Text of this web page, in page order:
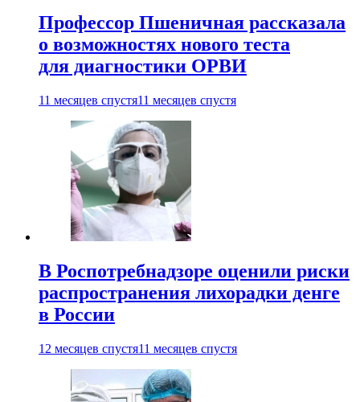
Профессор Пшеничная рассказала
о возможностях нового теста
для диагностики ОРВИ
11 месяцев спустя11 месяцев спустя
В Роспотребнадзоре оценили риски
распространения лихорадки денге
в России
12 месяцев спустя11 месяцев спустя